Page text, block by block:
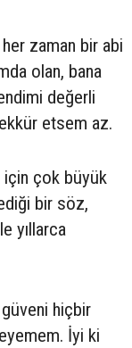
zaman bir abi
olan, bana
değerli
etsem az.
için çok büyük
bir söz,
yıllarca
hiçbir
İyi ki